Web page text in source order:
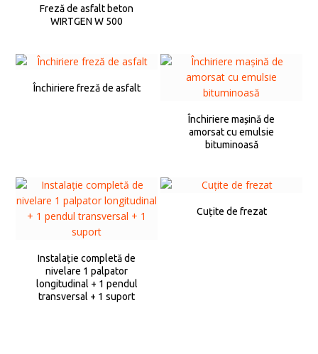
Freză de asfalt beton
WIRTGEN W 500
Închiriere freză de asfalt
Închiriere mașină de
amorsat cu emulsie
bituminoasă
Instalație completă de
nivelare 1 palpator
longitudinal + 1 pendul
transversal + 1 suport
Cuțite de frezat